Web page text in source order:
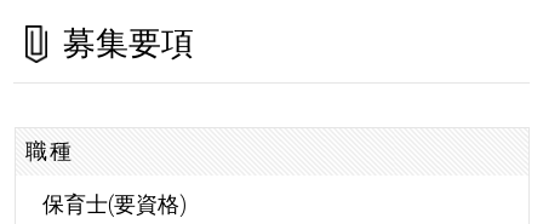
募集要項
職種
保育士(要資格)